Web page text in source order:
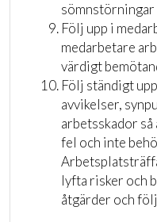
Följ upp i
medarbetare
värdigt
Följ ständigt
avvikelser,
arbetsskador
fel och inte
lyfta risker och
åtgärder och